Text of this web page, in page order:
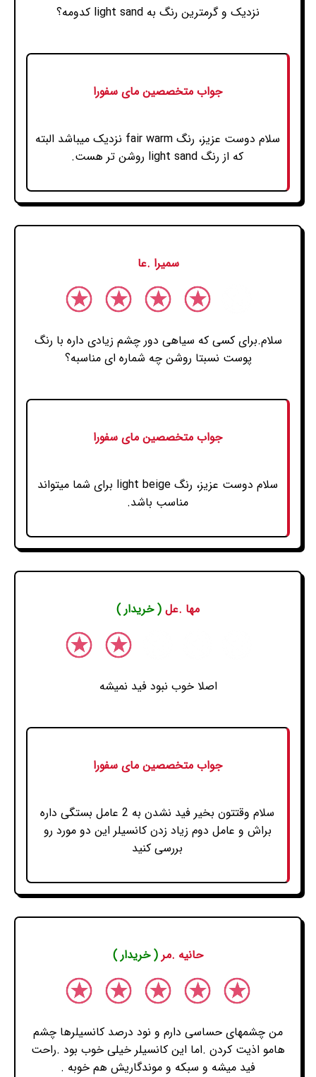
نزدیک و گرمترین رنگ به light sand کدومه؟
جواب متخصصین مای سفورا
سلام دوست عزیز، رنگ fair warm نزدیک میباشد البته
که از رنگ light sand روشن تر هست.
سمیرا .عا
سلام.برای کسی که سیاهی دور چشم زیادی داره با رنگ
پوست نسبتا روشن چه شماره ای مناسبه؟
جواب متخصصین مای سفورا
سلام دوست عزیز، رنگ light beige برای شما میتواند
مناسب باشد.
مها .عل ( خریدار )
اصلا خوب نبود فید نمیشه
جواب متخصصین مای سفورا
سلام وقتتون بخیر فید نشدن به 2 عامل بستگی داره
براش و عامل دوم زیاد زدن کانسیلر این دو مورد رو
بررسی کنید
حانیه .مر ( خریدار )
من چشمهای حساسی دارم و نود درصد کانسیلرها چشم
هامو اذیت کردن .اما این کانسیلر خیلی خوب بود .راحت
فید میشه و سبکه و موندگاریش هم خوبه .